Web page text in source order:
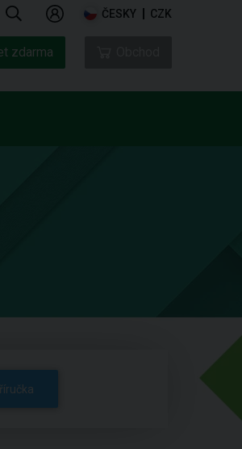
ČESKY CZK
zdarma